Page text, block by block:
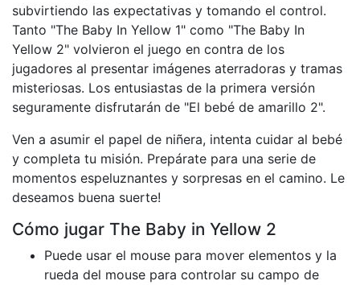
subvirtiendo las expectativas y tomando el control.
Tanto "The Baby In Yellow 1" como "The Baby In
Yellow 2" volvieron el juego en contra de los
jugadores al presentar imágenes aterradoras y tramas
misteriosas. Los entusiastas de la primera versión
seguramente disfrutarán de "El bebé de amarillo 2".
Ven a asumir el papel de niñera, intenta cuidar al bebé
y completa tu misión. Prepárate para una serie de
momentos espeluznantes y sorpresas en el camino. Le
deseamos buena suerte!
Cómo jugar The Baby in Yellow 2
Puede usar el mouse para mover elementos y la
rueda del mouse para controlar su campo de